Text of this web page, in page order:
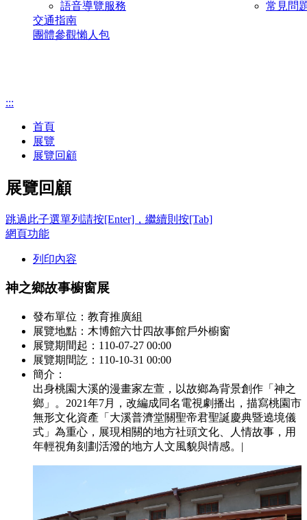
語音導覽服務
交通指南
團體參觀懶人包
常見問
:::
首頁
展覽
展覽回顧
展覽回顧
跳過此子選單列請按[Enter]，繼續則按[Tab]
網頁功能
列印內容
神之鄉故事櫥窗展
發布單位：教育推廣組
展覽地點：木博館六廿四故事館戶外櫥窗
展覽期間起：110-07-27 00:00
展覽期間訖：110-10-31 00:00
簡介：
出身桃園大溪的漫畫家左萱，以故鄉為背景創作「神之
鄉」。2021年7月，改編成同名電視劇播出，描寫桃園市
無形文化資產「大溪普濟堂關聖帝君聖誕慶典暨遶境儀
式」為重心，展現相關的地方社頭文化、人情故事，用
年輕視角刻劃活潑的地方人文風貌與情感。|